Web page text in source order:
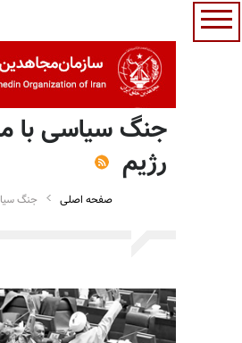
جنگ سیاسی با
رژیم
صفحه اصلی جنگ